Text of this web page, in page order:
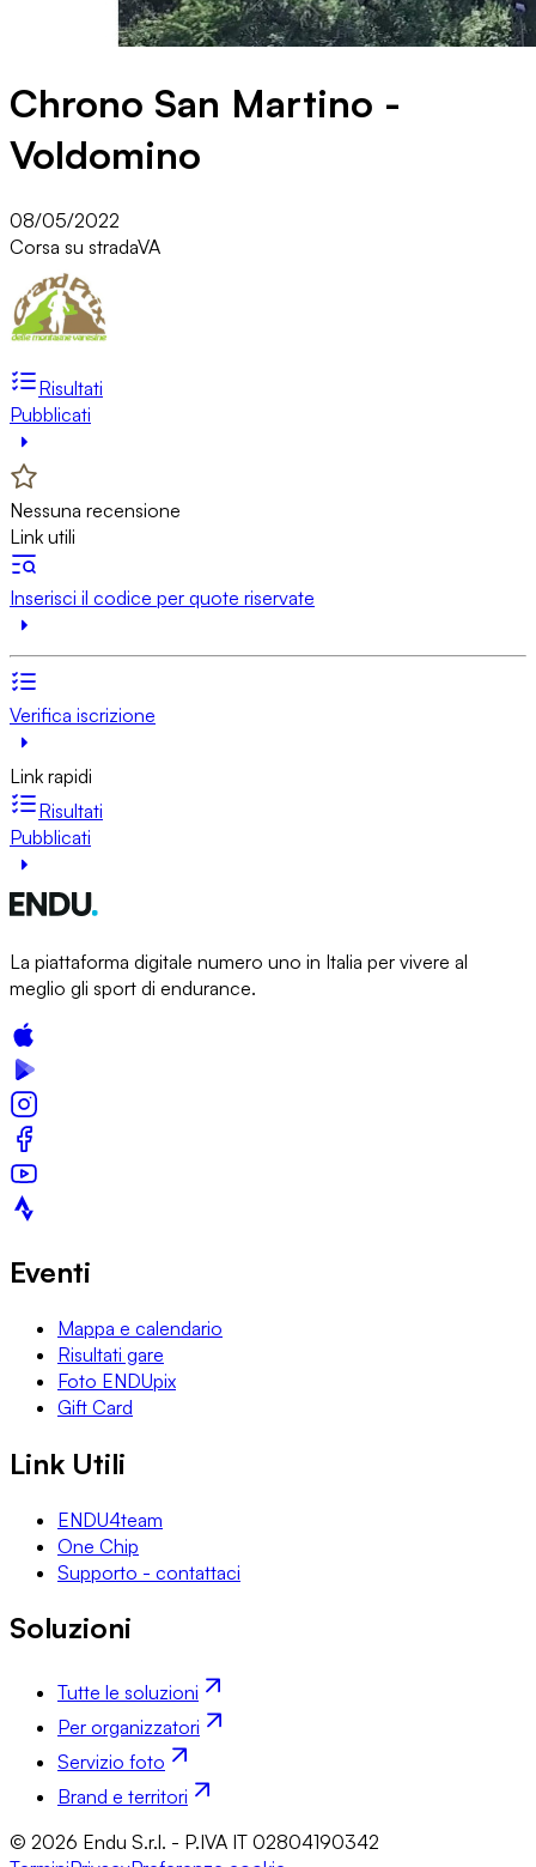
Chrono San Martino -
Voldomino
08/05/2022
Corsa su stradaVA
Risultati
Pubblicati
Nessuna recensione
Link utili
Inserisci il codice per quote riservate
Verifica iscrizione
Link rapidi
Risultati
Pubblicati
La piattaforma digitale numero uno in Italia per vivere al
meglio gli sport di endurance.
Eventi
Mappa e calendario
Risultati gare
Foto ENDUpix
Gift Card
Link Utili
ENDU4team
One Chip
Supporto - contattaci
Soluzioni
Tutte le soluzioni
Per organizzatori
Servizio foto
Brand e territori
© 2026 Endu S.r.l. - P.IVA IT 02804190342